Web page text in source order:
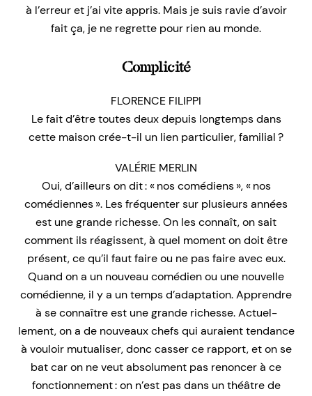
à l’erreur et j’ai vite appris. Mais je suis ravie d’avoir
fait ça, je ne regrette pour rien au monde.
Complicité
FLORENCE FILIPPI
Le fait d’être toutes deux depuis longtemps dans
cette maison crée-t-il un lien particulier, familial ?
VALÉRIE MERLIN
Oui, d’ailleurs on dit : « nos comédiens », « nos
comédiennes ». Les fréquenter sur plusieurs années
est une grande richesse. On les connaît, on sait
comment ils réagissent, à quel moment on doit être
présent, ce qu’il faut faire ou ne pas faire avec eux.
Quand on a un nouveau comédien ou une nouvelle
comédienne, il y a un temps d’adaptation. Apprendre
à se connaître est une grande richesse. Actuel-
lement, on a de nouveaux chefs qui auraient tendance
à vouloir mutualiser, donc casser ce rapport, et on se
bat car on ne veut absolument pas renoncer à ce
fonctionnement : on n’est pas dans un théâtre de